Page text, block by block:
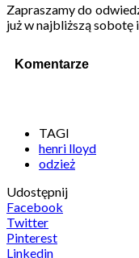
Zapraszamy do
już w najbliższą
Komentarze
TAGI
henri lloyd
odzież
Udostępnij
Facebook
Twitter
Pinterest
Linkedin